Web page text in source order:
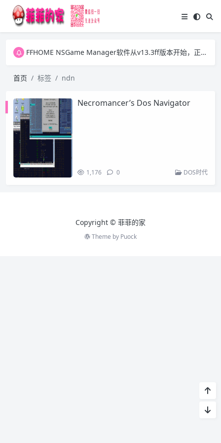
FFHOME NSGame Manager软件从v13.3ff版本开始，正式放开之前版本的两个VIP功能，今后大家可自行更新ExtData1.dat数据文件并可批量下载游戏图片。感谢大家一直以来的支持！
FFHOME NSGame Manager软件从v13.3ff版本开始，正式放开之前版本的两个VIP功能，今后大家可自行更新ExtData1.dat数据文件并可批量下载游戏图片。感谢大家一直以来的支持！
首页 标签 ndn
Necromancer’s Dos Navigator
1,176 0 DOS时代
Copyright ©️ 菲菲的家
Theme by Puock